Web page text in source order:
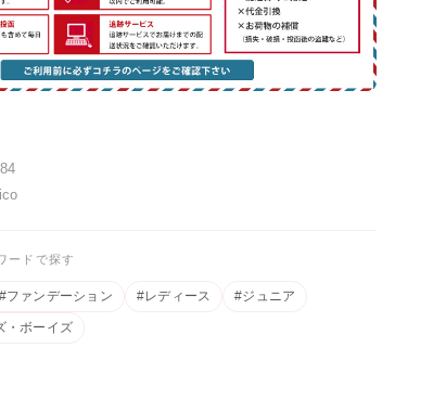
ードで探す
#ファンデーション #レディース #ジュニア
・ボーイズ